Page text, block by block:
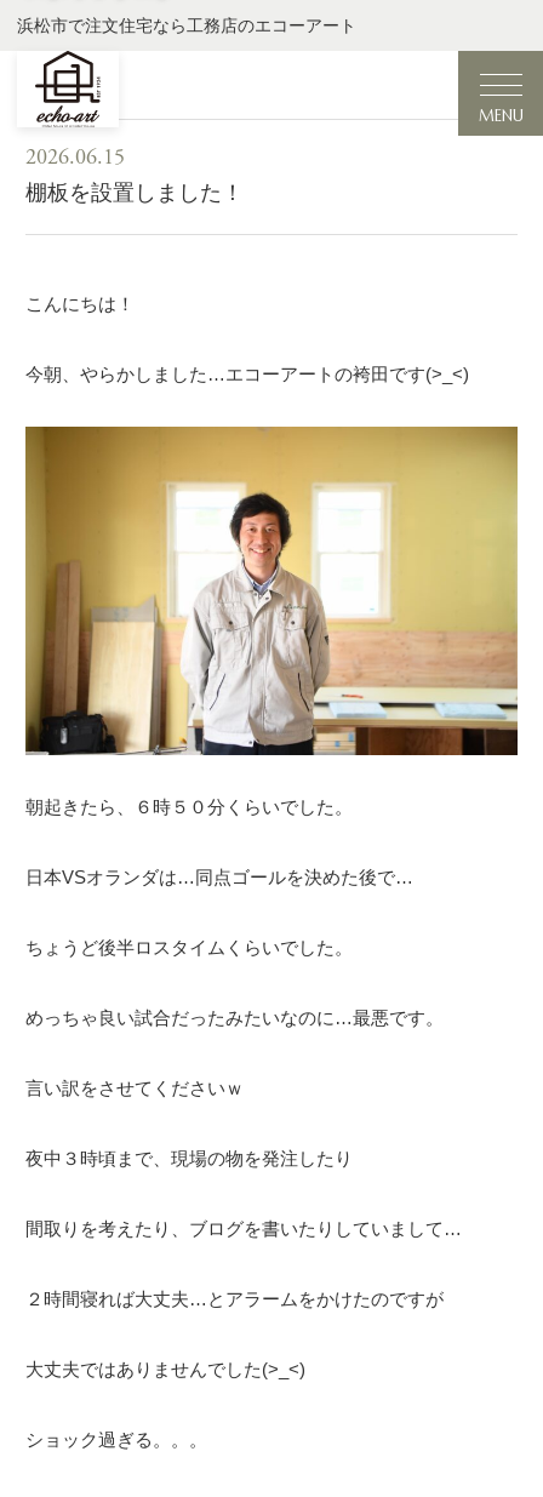
浜松市で注文住宅なら工務店のエコーアート
MENU
2026.06.15
棚板を設置しました！
こんにちは！
今朝、やらかしました…エコーアートの袴田です(>_<)
朝起きたら、６時５０分くらいでした。
日本VSオランダは…同点ゴールを決めた後で…
ちょうど後半ロスタイムくらいでした。
めっちゃ良い試合だったみたいなのに…最悪です。
言い訳をさせてくださいｗ
夜中３時頃まで、現場の物を発注したり
間取りを考えたり、ブログを書いたりしていまして…
２時間寝れば大丈夫…とアラームをかけたのですが
大丈夫ではありませんでした(>_<)
ショック過ぎる。。。